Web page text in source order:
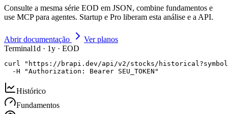
Consulte a mesma série EOD em JSON, combine fundamentos e
use MCP para agentes. Startup e Pro liberam esta análise e a API.
Abrir documentação
Ver planos
Terminal1d · 1y · EOD
curl "https://brapi.dev/api/v2/stocks/
  -H "Authorization: Bearer SEU_TOKEN"
Histórico
Fundamentos